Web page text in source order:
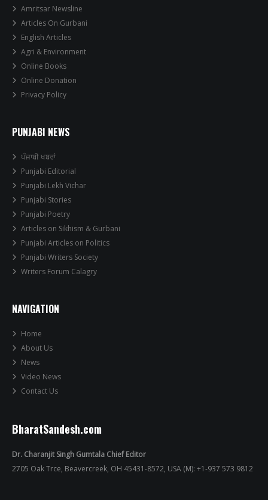
Amritsar Newsline
Articles On Gurbani
English Articles
Agri & Environment
Online Books
Online Donation
Privacy Policy
PUNJABI NEWS
ਪੰਜਾਬੀ ਖਬਰਾਂ
Punjabi Editorial
Punjabi Lekh Vichar
Punjabi Stories
Punjabi Poetry
Articles on Sikhism & Gurbani
Punjabi Articles on Politics
Punjabi Writers Society
Writers Forum Calagry
NAVIGATION
Home
About Us
News
Video News
Contact Us
BharatSandesh.com
Dr. Charanjit Singh Gumtala Chief Editor
2705 Oak Trce, Beavercreek, OH 45431-8572, USA (M): +1-937 573 9812